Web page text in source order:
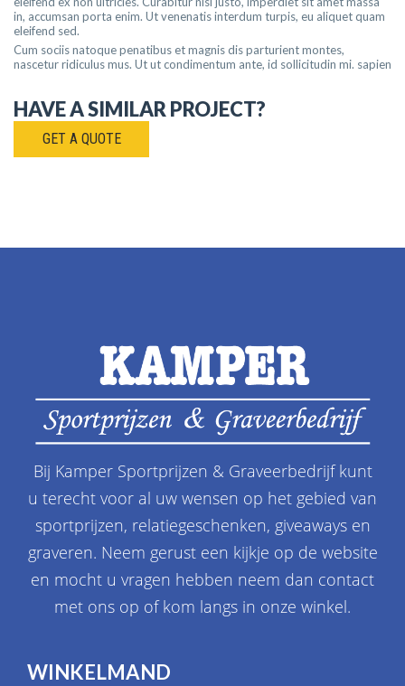
in, accumsan porta enim. Ut venenatis interdum turpis, eu aliquet quam
eleifend sed.
Cum sociis natoque penatibus et magnis dis parturient montes,
nascetur ridiculus mus. Ut ut condimentum ante, id sollicitudin mi. sapien
HAVE A SIMILAR PROJECT?
GET A QUOTE
Bij Kamper Sportprijzen & Graveerbedrijf kunt
u terecht voor al uw wensen op het gebied van
sportprijzen, relatiegeschenken, giveaways en
graveren. Neem gerust een kijkje op de website
en mocht u vragen hebben neem dan contact
met ons op of kom langs in onze winkel.
WINKELMAND